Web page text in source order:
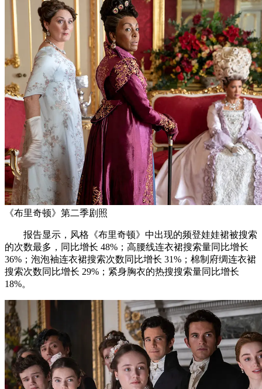
《布里奇顿》第二季剧照
报告显示，风格《布里奇顿》中出现的频登娃娃裙被搜索
的次数最多，同比增长 48%；高腰线连衣裙搜索量同比增长
36%；泡泡袖连衣裙搜索次数同比增长 31%；棉制府绸连衣裙
搜索次数同比增长 29%；紧身胸衣的热搜搜索量同比增长
18%。